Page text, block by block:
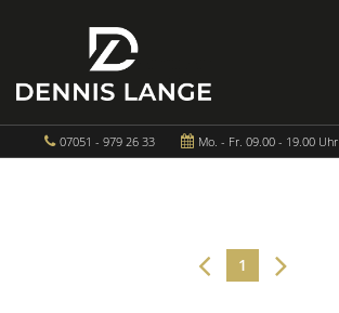
07051 - 979 26 33 Mo. - Fr. 09.00 - 19.00 Uhr
1